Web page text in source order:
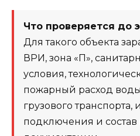
Что проверяется до
Для такого объекта
ВРИ, зона «П»,
условия,
пожарный расход
грузового
подключения и состав